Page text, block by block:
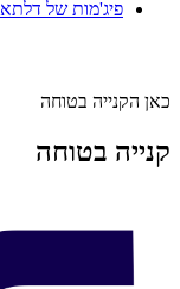
פיג'מות של דלתא Delta
כאן הקנייה בטוחה
קנייה בטוחה